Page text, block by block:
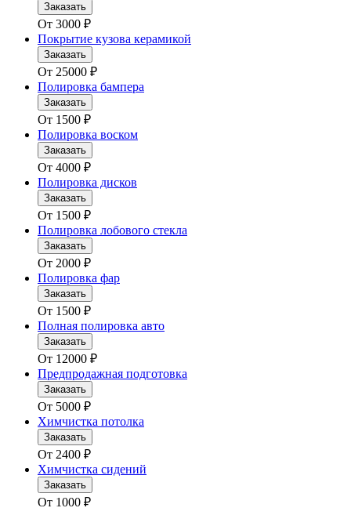
Заказать
От 3000 ₽
Покрытие кузова керамикой
Заказать
От 25000 ₽
Полировка бампера
Заказать
От 1500 ₽
Полировка воском
Заказать
От 4000 ₽
Полировка дисков
Заказать
От 1500 ₽
Полировка лобового стекла
Заказать
От 2000 ₽
Полировка фар
Заказать
От 1500 ₽
Полная полировка авто
Заказать
От 12000 ₽
Предпродажная подготовка
Заказать
От 5000 ₽
Химчистка потолка
Заказать
От 2400 ₽
Химчистка сидений
Заказать
От 1000 ₽